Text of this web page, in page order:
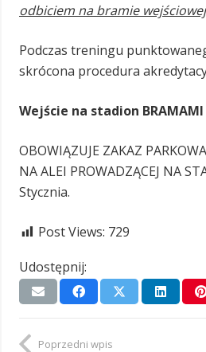
odbiciem na bramie
Podczas treningu
skrócona procedura
Wejście na stadion BRAMAMI
OBOWIĄZUJE ZAKAZ
NA ALEI PROWADZĄCEJ NA
Stycznia.
Post Views: 729
Udostępnij:
Poprzedni wpis